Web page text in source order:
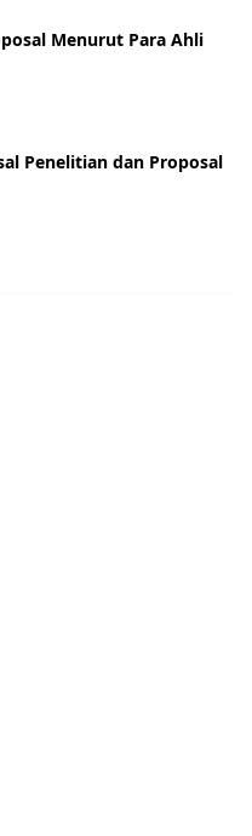
Menurut Para Ahli
Penelitian dan Proposal